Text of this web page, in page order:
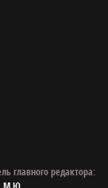
главного редактора: